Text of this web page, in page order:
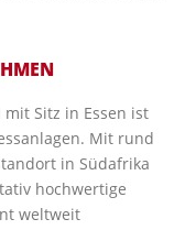
mit Sitz in Essen ist
Mit rund
in Südafrika
hochwertige
weltweit